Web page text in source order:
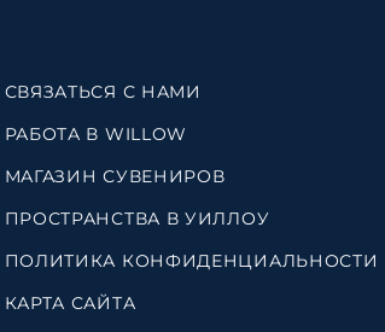
СВЯЗАТЬСЯ С НАМИ
РАБОТА В WILLOW
МАГАЗИН СУВЕНИРОВ
ПРОСТРАНСТВА В УИЛЛОУ
ПОЛИТИКА КОНФИДЕНЦИАЛЬНОСТИ
КАРТА САЙТА